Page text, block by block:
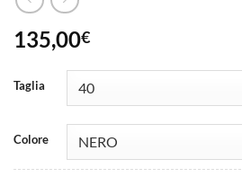
135,00€
Taglia
Colore